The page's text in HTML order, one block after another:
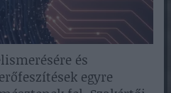
és
egyre